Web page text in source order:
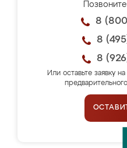
8
8
8
Или оставьте заявку